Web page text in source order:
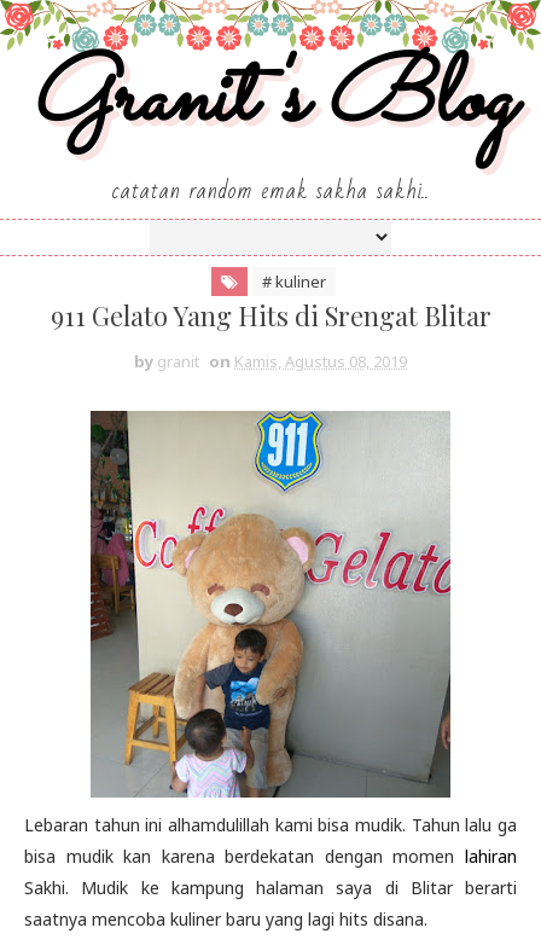
Granit's Blog
catatan random emak sakha sakhi..
# kuliner
911 Gelato Yang Hits di Srengat Blitar
by granit on Kamis, Agustus 08, 2019
Lebaran tahun ini alhamdulillah kami bisa mudik. Tahun lalu ga
bisa mudik kan karena berdekatan dengan momen lahiran
Sakhi. Mudik ke kampung halaman saya di Blitar berarti
saatnya mencoba kuliner baru yang lagi hits disana.